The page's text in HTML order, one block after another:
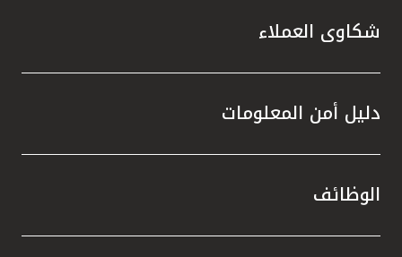
شكاوى العملاء
دليل أمن المعلومات
الوظائف